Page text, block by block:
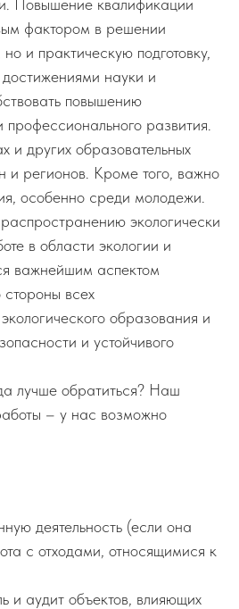
Повышение квалификации
фактором в решении
и практическую подготовку,
науки и
повышению
развития.
и других образовательных
и регионов. Кроме того, важно
особенно среди молодежи.
экологически
в области экологии и
важнейшим аспектом
всех
образования и
и устойчивого
лучше обратиться? Наш
– у нас возможно
деятельность (если она
с отходами, относящимися к
и аудит объектов, влияющих